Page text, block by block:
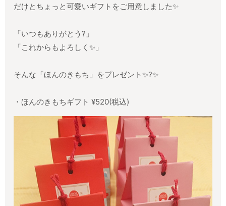
だけとちょっと可愛いギフトをご用意しました✨
「いつもありがとう?」
「これからもよろしく✨」
そんな「ほんのきもち」をプレゼント✨?✨
・ほんのきもちギフト ¥520(税込)